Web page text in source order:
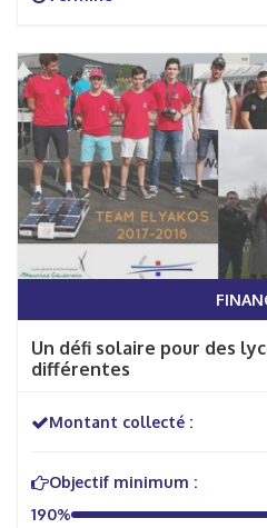
Un défi solaire pour des
différentes
Montant collecté :
Objectif minimum :
190%